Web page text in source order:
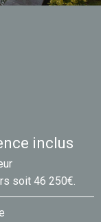
inclus
soit 46 250€.